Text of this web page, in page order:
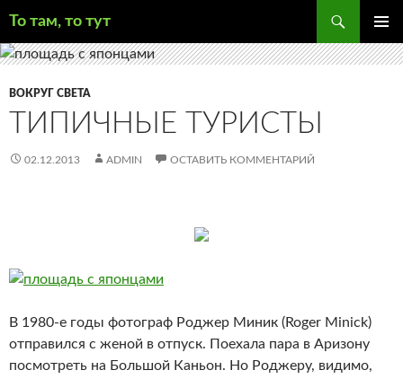
То там, то тут
МЕНЮ
К
ВОКРУГ СВЕТА
ТИПИЧНЫЕ ТУРИСТЫ
02.12.2013 ADMIN ОСТАВИТЬ КОММЕНТАРИЙ
В 1980-е годы фотограф Роджер Миник (Roger Minick)
отправился с женой в отпуск. Поехала пара в Аризону
посмотреть на Большой Каньон. Но Роджеру, видимо,